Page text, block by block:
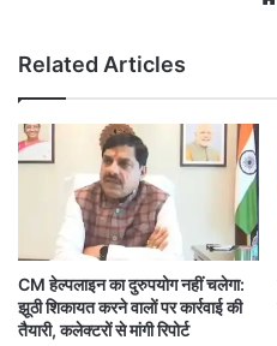
Related Articles
CM हेल्पलाइन का दुरुपयोग नहीं चलेगा:
झूठी शिकायत करने वालों पर कार्रवाई की
तैयारी, कलेक्टरों से मांगी रिपोर्ट